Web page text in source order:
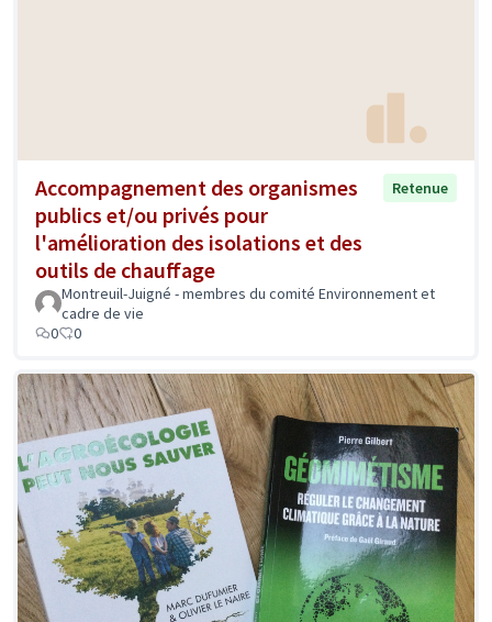
Accompagnement des organismes
publics et/ou privés pour
l'amélioration des isolations et des
outils de chauffage
Retenue
Montreuil-Juigné - membres du comité Environnement et
cadre de vie
0
0